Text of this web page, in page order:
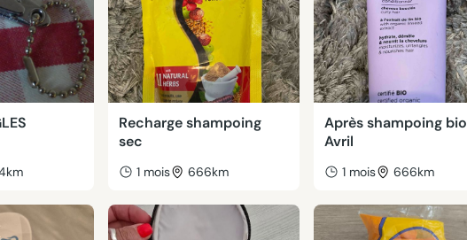
Recharge shampoing
sec
1 mois 666km
Après shampoing bio
Avril
1 mois 666km